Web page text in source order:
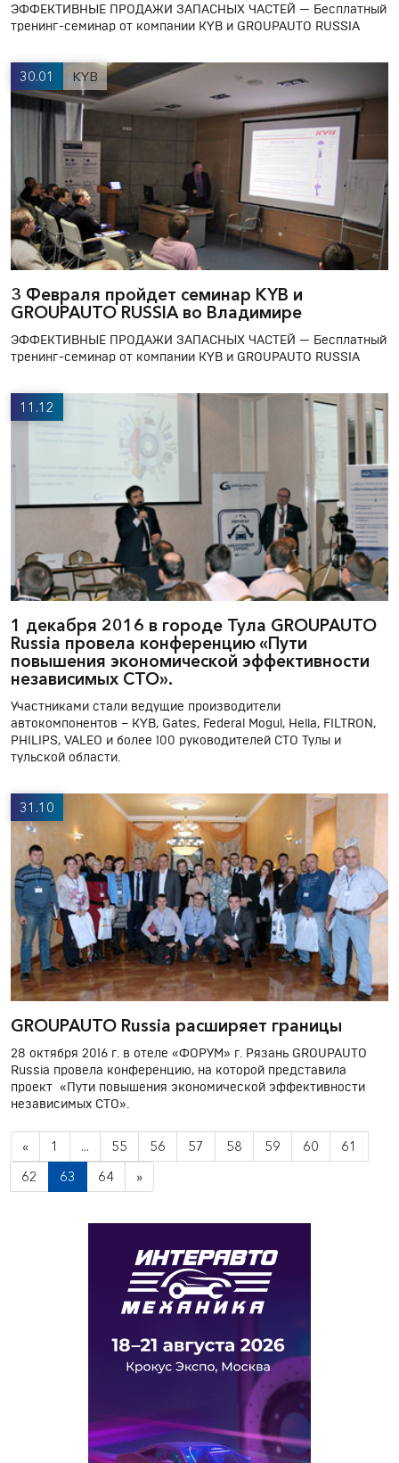
ЭФФЕКТИВНЫЕ ПРОДАЖИ ЗАПАСНЫХ ЧАСТЕЙ — Бесплатный
тренинг-семинар от компании KYB и GROUPAUTO RUSSIA
30.01 KYB
3 Февраля пройдет семинар KYB и
GROUPAUTO RUSSIA во Владимире
ЭФФЕКТИВНЫЕ ПРОДАЖИ ЗАПАСНЫХ ЧАСТЕЙ — Бесплатный
тренинг-семинар от компании KYB и GROUPAUTO RUSSIA
11.12
1 декабря 2016 в городе Тула GROUPAUTO
Russia провела конференцию «Пути
повышения экономической эффективности
независимых СТО».
Участниками стали ведущие производители
автокомпонентов – KYB, Gates, Federal Mogul, Hella, FILTRON,
PHILIPS, VALEO и более 100 руководителей СТО Тулы и
тульской области.
31.10
GROUPAUTO Russia расширяет границы
28 октября 2016 г. в отеле «ФОРУМ» г. Рязань GROUPAUTO
Russia провела конференцию, на которой представила
проект «Пути повышения экономической эффективности
независимых СТО».
« 1 ... 55 56 57 58 59 60
61
62
63 64 »